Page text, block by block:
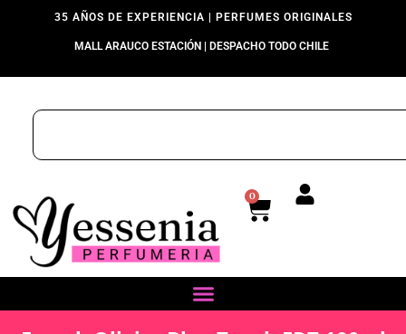
35 AÑOS DE EXPERIENCIA | PERFUMES ORIGINALES
MALL ARAUCO ESTACIÓN | DESPACHO TODO CHILE
0